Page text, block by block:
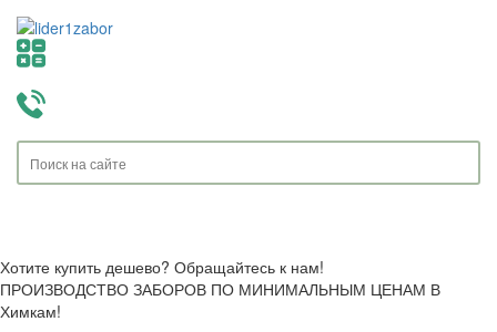
Хотите купить дешево? Обращайтесь к нам!
ПРОИЗВОДСТВО ЗАБОРОВ ПО МИНИМАЛЬНЫМ ЦЕНАМ В
Химкам!